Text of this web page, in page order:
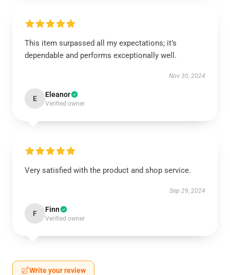
This item surpassed all my expectations; it’s
dependable and performs exceptionally well.
Nov 30, 2024
E Eleanor
Verified owner
Very satisfied with the product and shop service.
Sep 29, 2024
F Finn
Verified owner
Write your review